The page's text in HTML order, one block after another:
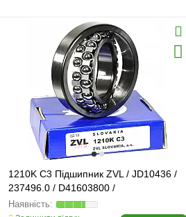
1210K C3 Підшипник ZVL / JD10436 /
237496.0 / D41603800 /